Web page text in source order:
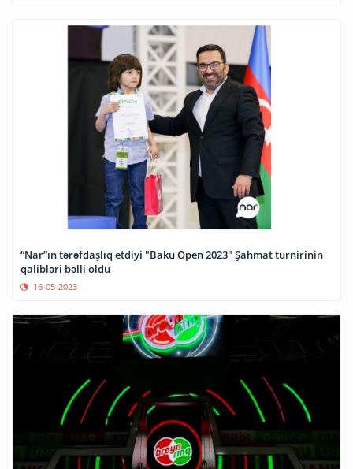
“Nar”ın tərəfdaşlıq etdiyi "Baku Open 2023" Şahmat turnirinin
qalibləri bəlli oldu
16-05-2023